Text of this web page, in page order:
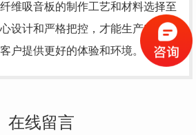
维吸音板的制作工艺和材料选择至
设计和严格把控，才能生产出..、高
户提供更好的体验和环境。
在线留言